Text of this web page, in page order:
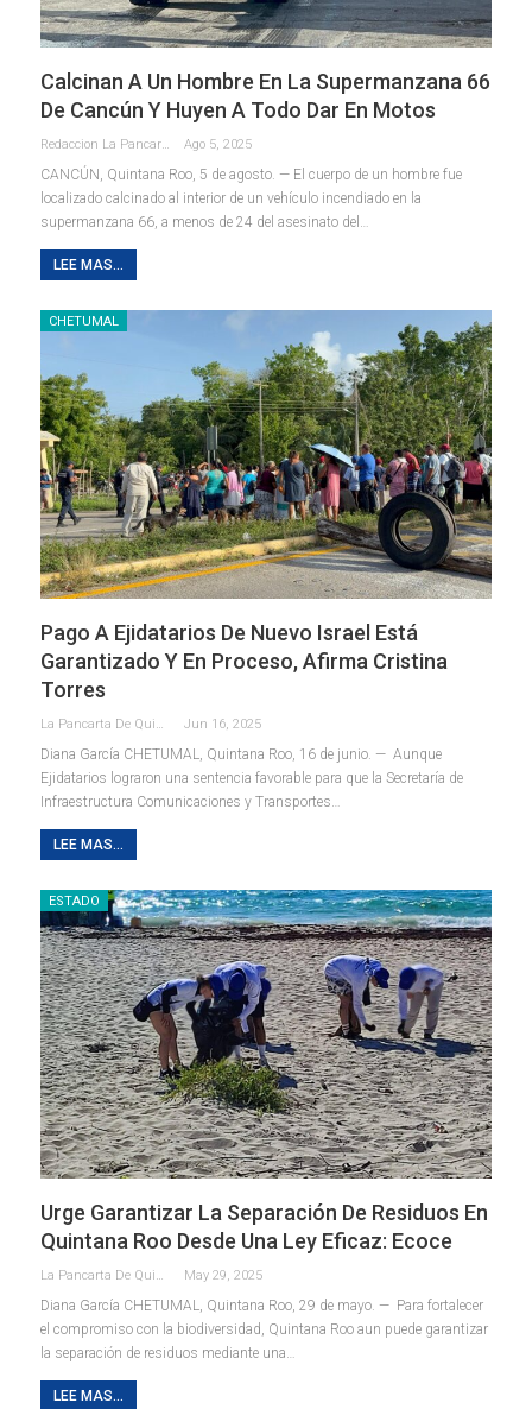
Calcinan A Un Hombre En La Supermanzana 66
De Cancún Y Huyen A Todo Dar En Motos
Redaccion La Pancarta De Quintana Roo Ago 5, 2025
CANCÚN, Quintana Roo, 5 de agosto. — El cuerpo de un hombre fue
localizado calcinado al interior de un vehículo incendiado en la
supermanzana 66, a menos de 24 del asesinato del …
LEE MAS...
CHETUMAL
Pago A Ejidatarios De Nuevo Israel Está
Garantizado Y En Proceso, Afirma Cristina
Torres
La Pancarta De Quintana Roo Jun 16, 2025
Diana García CHETUMAL, Quintana Roo, 16 de junio. — Aunque
Ejidatarios lograron una sentencia favorable para que la Secretaría de
Infraestructura Comunicaciones y Transportes…
LEE MAS...
ESTADO
Urge Garantizar La Separación De Residuos En
Quintana Roo Desde Una Ley Eficaz: Ecoce
La Pancarta De Quintana Roo May 29, 2025
Diana García CHETUMAL, Quintana Roo, 29 de mayo. — Para fortalecer
el compromiso con la biodiversidad, Quintana Roo aun puede garantizar
la separación de residuos mediante una…
LEE MAS...